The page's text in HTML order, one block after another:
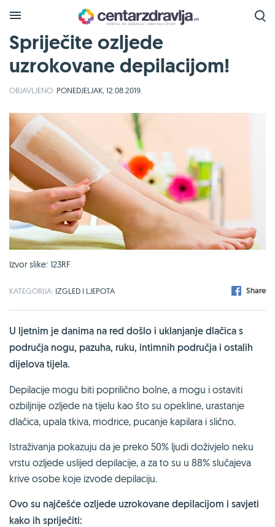
Spriječite ozljede
uzrokovane depilacijom!
OBJAVLJENO: PONEDJELJAK, 12.08.2019.
Izvor slike: 123RF
KATEGORIJA: IZGLED I LJEPOTA Share
U ljetnim je danima na red došlo i uklanjanje dlačica s
područja nogu, pazuha, ruku, intimnih područja i ostalih
dijelova tijela.
Depilacije mogu biti poprilično bolne, a mogu i ostaviti
ozbiljnije ozljede na tijelu kao što su opekline, urastanje
dlačica, upala tkiva, modrice, pucanje kapilara i slično.
Istraživanja pokazuju da je preko 50% ljudi doživjelo neku
vrstu ozljede uslijed depilacije, a za to su u 88% slučajeva
krive osobe koje izvode depilaciju.
Ovo su najčešće ozljede uzrokovane depilacijom i savjeti
kako ih spriječiti: